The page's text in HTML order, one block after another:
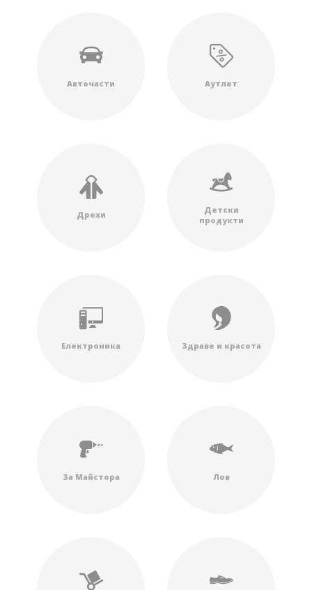
Авточасти Аутлет
Дрехи
Детски
продукти
Електроника Здраве и красота
За Майстора Лов